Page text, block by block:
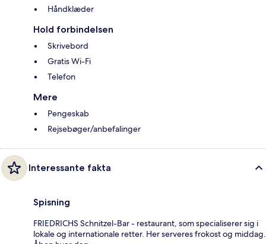
Håndklæder
Hold forbindelsen
Skrivebord
Gratis Wi-Fi
Telefon
Mere
Pengeskab
Rejsebøger/anbefalinger
Interessante fakta
Spisning
FRIEDRICHS Schnitzel-Bar - restaurant, som specialiserer sig i
lokale og internationale retter. Her serveres frokost og middag.